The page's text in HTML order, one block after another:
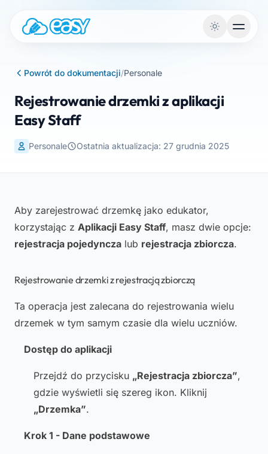
Powrót do dokumentacji/Personale
Rejestrowanie drzemki z aplikacji
Easy Staff
Personale Ostatnia aktualizacja: 27 grudnia 2025
Aby zarejestrować drzemkę jako edukator,
korzystając z Aplikacji Easy Staff, masz dwie opcje:
rejestracja pojedyncza lub rejestracja zbiorcza.
Rejestrowanie drzemki z rejestracją zbiorczą
Ta operacja jest zalecana do rejestrowania wielu
drzemek w tym samym czasie dla wielu uczniów.
Dostęp do aplikacji
Przejdź do przycisku „Rejestracja zbiorcza”,
gdzie wyświetli się szereg ikon. Kliknij
„Drzemka”.
Krok 1 - Dane podstawowe